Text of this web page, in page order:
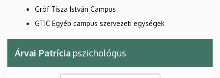
Gróf Tisza István Campus
GTIC Egyéb campus szervezeti egységek
Árvai Patrícia pszichológus